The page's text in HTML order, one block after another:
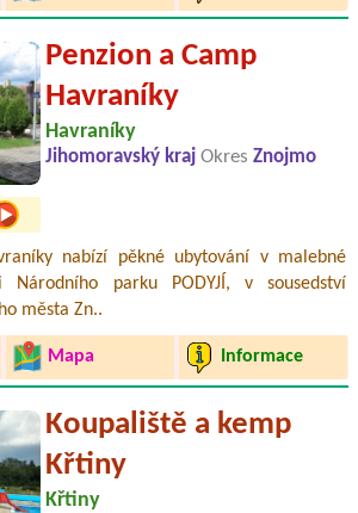
Penzion a Camp
Havraníky
Havraníky
Jihomoravský kraj Okres Znojmo
nabízí pěkné ubytování v malebné
parku PODYJÍ, v sousedství
města Zn..
Mapa Informace
Koupaliště a kemp
Křtiny
Křtiny